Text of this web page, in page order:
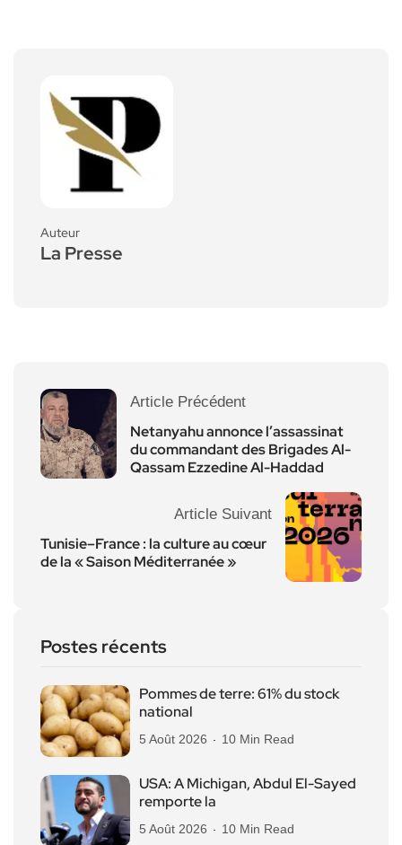
Auteur
La Presse
Article Précédent
Netanyahu annonce l’assassinat
du commandant des Brigades Al-
Qassam Ezzedine Al-Haddad
Article Suivant
Tunisie–France : la culture au cœur
de la « Saison Méditerranée »
Postes récents
Pommes de terre: 61% du stock
national
5 Août 2026 10 Min Read
USA: A Michigan, Abdul El-Sayed
remporte la
5 Août 2026 10 Min Read